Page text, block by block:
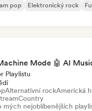
pop Elektronický rock
Playlistu
Alternativní rockAmerická
Country
mých nejoblíbenějších